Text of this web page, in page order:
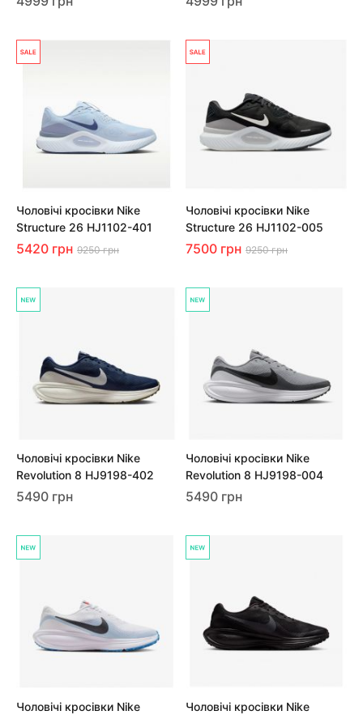
Чоловічі кросівки Nike
Structure 26 HJ1102-401
5420 грн 9250 грн
Чоловічі кросівки Nike
Structure 26 HJ1102-005
7500 грн 9250 грн
Чоловічі кросівки Nike
Revolution 8 HJ9198-402
5490 грн
Чоловічі кросівки Nike
Revolution 8 HJ9198-004
5490 грн
Чоловічі кросівки Nike
Чоловічі кросівки Nike